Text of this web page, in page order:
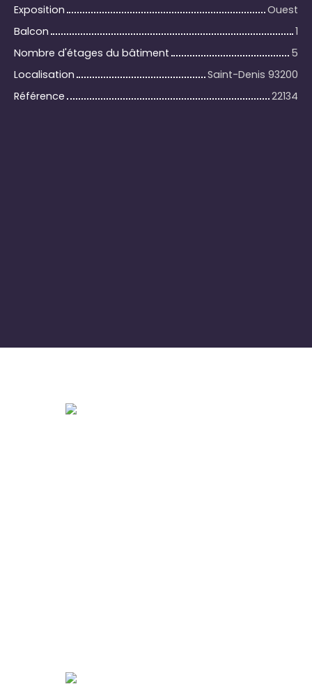
Exposition
Ouest
Balcon
1
Nombre d'étages du bâtiment
5
Localisation
Saint-Denis 93200
Référence
22134